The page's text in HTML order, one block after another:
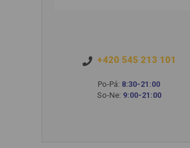
+420 545 213 101
Po-Pá: 8:30-21:00
So-Ne: 9:00-21:00